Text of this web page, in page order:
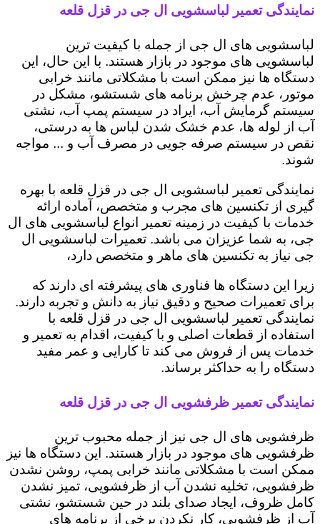
نمایندگی تعمیر لباسشویی ال جی در قزل قلعه
لباسشویی های ال جی از جمله با کیفیت ترین
لباسشویی های موجود در بازار هستند. با این حال، این
دستگاه ها نیز ممکن است با مشکلاتی مانند خرابی
موتور، عدم چرخش برنامه های شستشو، مشکل در
سیستم گرمایش آب، ایراد در سیستم پمپ آب، نشتی
آب از لوله ها، عدم خشک شدن لباس ها به درستی،
نقص در سیستم صرفه جویی در مصرف آب و ... مواجه
شوند.
نمایندگی تعمیر لباسشویی ال جی در قزل قلعه با بهره
گیری از تکنسین های مجرب و متخصص، آماده ارائه
خدمات با کیفیت در زمینه تعمیر انواع لباسشویی های ال
جی، به شما عزیزان می باشد. تعمیرات لباسشویی ال
جی نیاز به تکنسین های ماهر و متخصص دارد،
زیرا این دستگاه ها فناوری های پیشرفته ای دارند که
برای تعمیرات صحیح و دقیق نیاز به دانش و تجربه دارند.
نمایندگی تعمیر لباسشویی ال جی در قزل قلعه با
استفاده از قطعات اصلی و با کیفیت، اقدام به تعمیر و
خدمات پس از فروش می کند تا کارایی و عمر مفید
دستگاه را به حداکثر برساند.
نمایندگی تعمیر ظرفشویی ال جی در قزل قلعه
ظرفشویی های ال جی نیز از جمله محبوب ترین
ظرفشویی های موجود در بازار هستند. این دستگاه ها نیز
ممکن است با مشکلاتی مانند خرابی پمپ، روشن نشدن
ظرفشویی، تخلیه نشدن آب از ظرفشویی، تمیز نشدن
کامل ظروف، ایجاد صدای بلند در حین شستشو، نشتی
آب از ظرفشویی، کار نکردن برخی از برنامه های